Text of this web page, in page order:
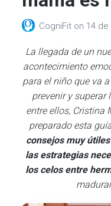
CogniFit on 14
La llegada de un
acontecimiento
para el niño que va
prevenir y
entre ellos, Cristina
preparado esta
consejos muy
las estrategias
los celos entre